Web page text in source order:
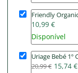
Friendly
10,99 €
Disponível
Uriage Bebé 1º
20,99 € 15,74 €